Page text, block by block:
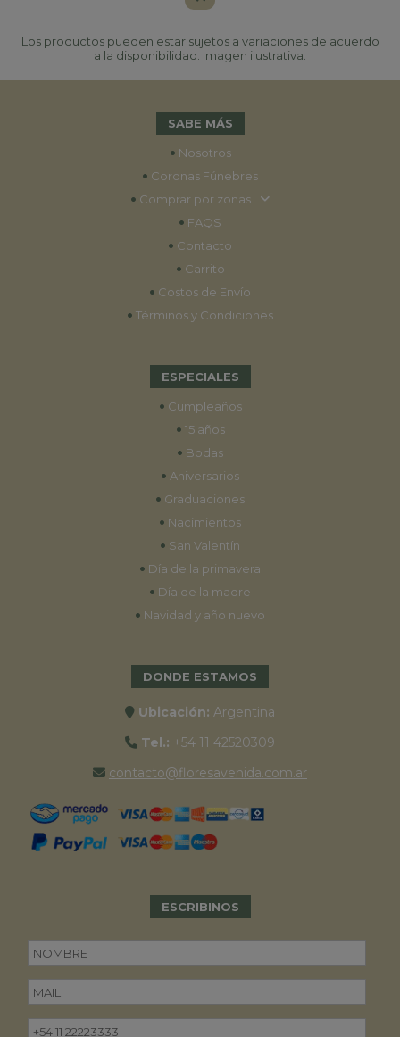
Los productos pueden estar sujetos a variaciones de acuerdo
a la disponibilidad. Imagen ilustrativa.
SABE MÁS
• Nosotros
• Coronas Fúnebres
• Comprar por zonas
• FAQS
• Contacto
• Carrito
• Costos de Envío
• Términos y Condiciones
ESPECIALES
• Cumpleaños
• 15 años
• Bodas
• Aniversarios
• Graduaciones
• Nacimientos
• San Valentín
• Día de la primavera
• Día de la madre
• Navidad y año nuevo
DONDE ESTAMOS
Ubicación: Argentina
Tel.: +54 11 42520309
contacto@floresavenida.com.ar
ESCRIBINOS